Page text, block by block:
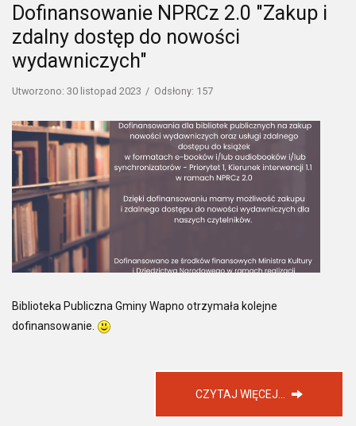
Dofinansowanie NPRCz 2.0 "Zakup i
zdalny dostęp do nowości
wydawniczych"
Utworzono: 30 listopad 2023 Odsłony: 157
Biblioteka Publiczna Gminy Wapno otrzymała kolejne
dofinansowanie.
CZYTAJ WIĘCEJ...